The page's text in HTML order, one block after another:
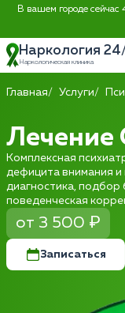
В вашем городе
Наркология
Наркологическая клиника
Главная Услуги
Лечение
Комплексная
дефицита внимания и
диагностика,
поведенческая
от 3 500 ₽
Записаться